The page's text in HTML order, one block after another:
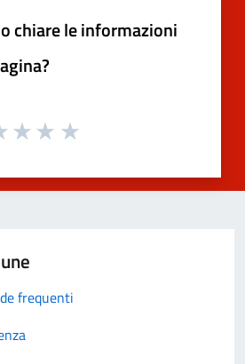
chiare le informazioni
frequenti